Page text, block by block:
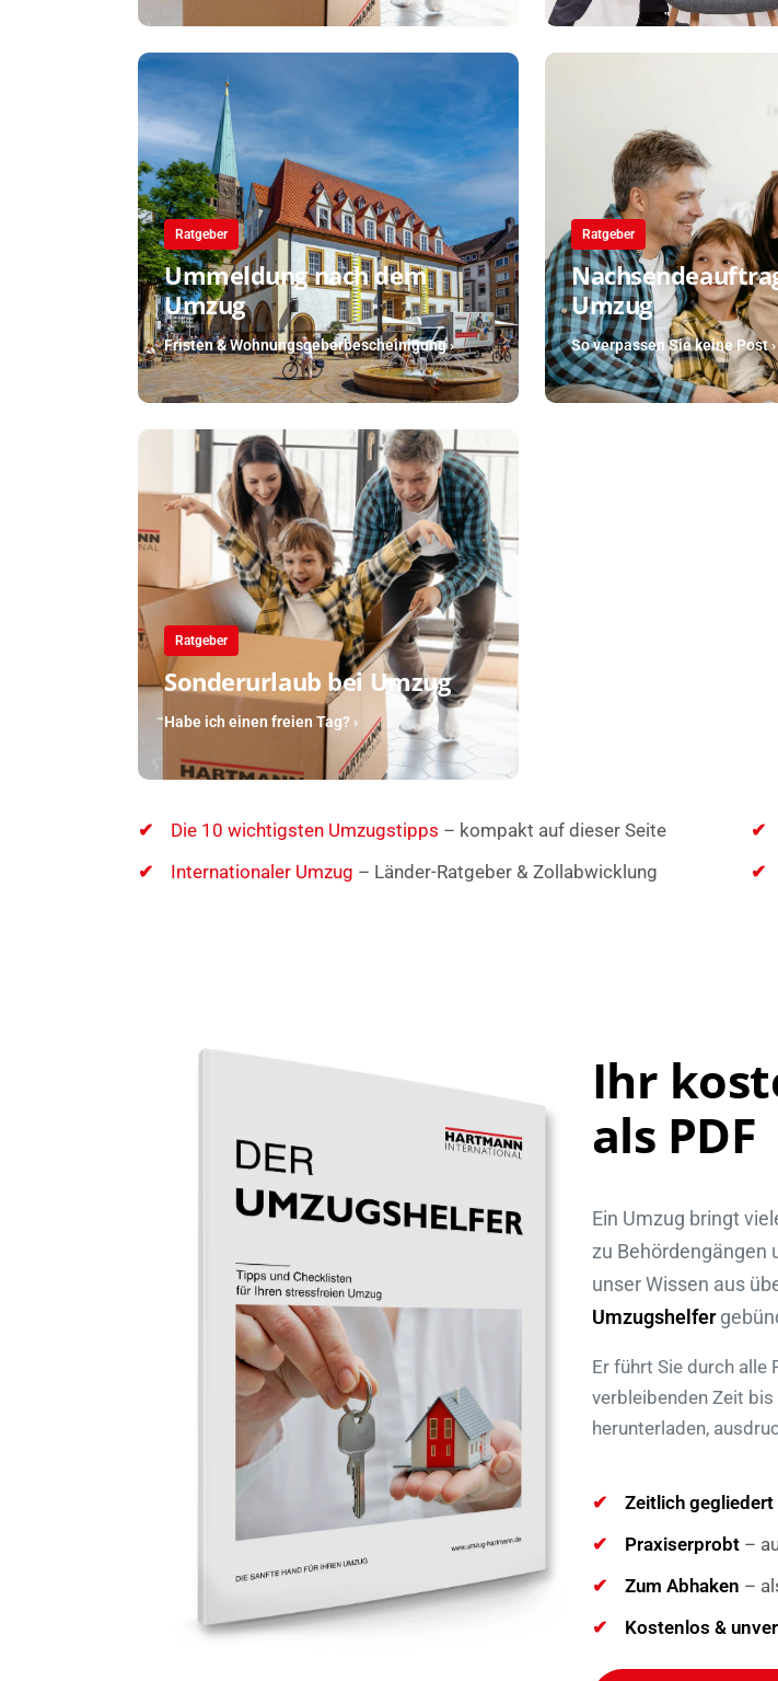
Ratgeber
Ummeldung nach dem
Umzug
Fristen & Wohnungsgeberbescheinigung ›
Ratgeber
Umzug
So verpassen Sie keine Post ›
Ratgeber
Sonderurlaub bei Umzug
Habe ich einen freien Tag? ›
Die 10 wichtigsten Umzugstipps – kompakt auf dieser Seite
Internationaler Umzug – Länder-Ratgeber & Zollabwicklung
Ihr
als PDF
Ein Umzug bringt
zu Behördengängen
unser Wissen aus
Umzugshelfer
Er führt Sie durch alle
verbleibenden Zeit
herunterladen,
Zeitlich gegliedert
Praxiserprobt–
Zum Abhaken –
Kostenlos &